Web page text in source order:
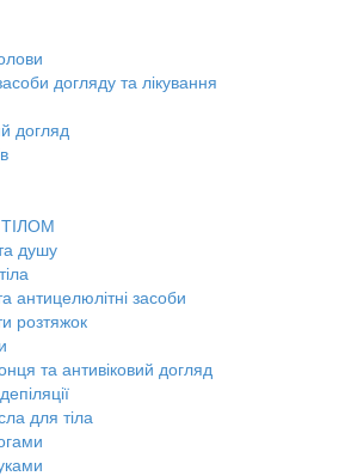
догляду та лікування
догляд
душу
антицелюлітні засоби
розтяжок
та антивіковий догляд
для тіла